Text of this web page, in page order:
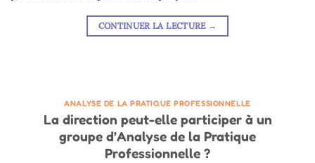
CONTINUER LA LECTURE →
ANALYSE DE LA PRATIQUE PROFESSIONNELLE
La direction peut-elle participer à un
groupe d’Analyse de la Pratique
Professionnelle ?